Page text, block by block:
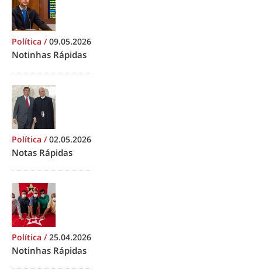
Política /09.05.2026
Notinhas Rápidas
Política /02.05.2026
Notas Rápidas
Política /25.04.2026
Notinhas Rápidas